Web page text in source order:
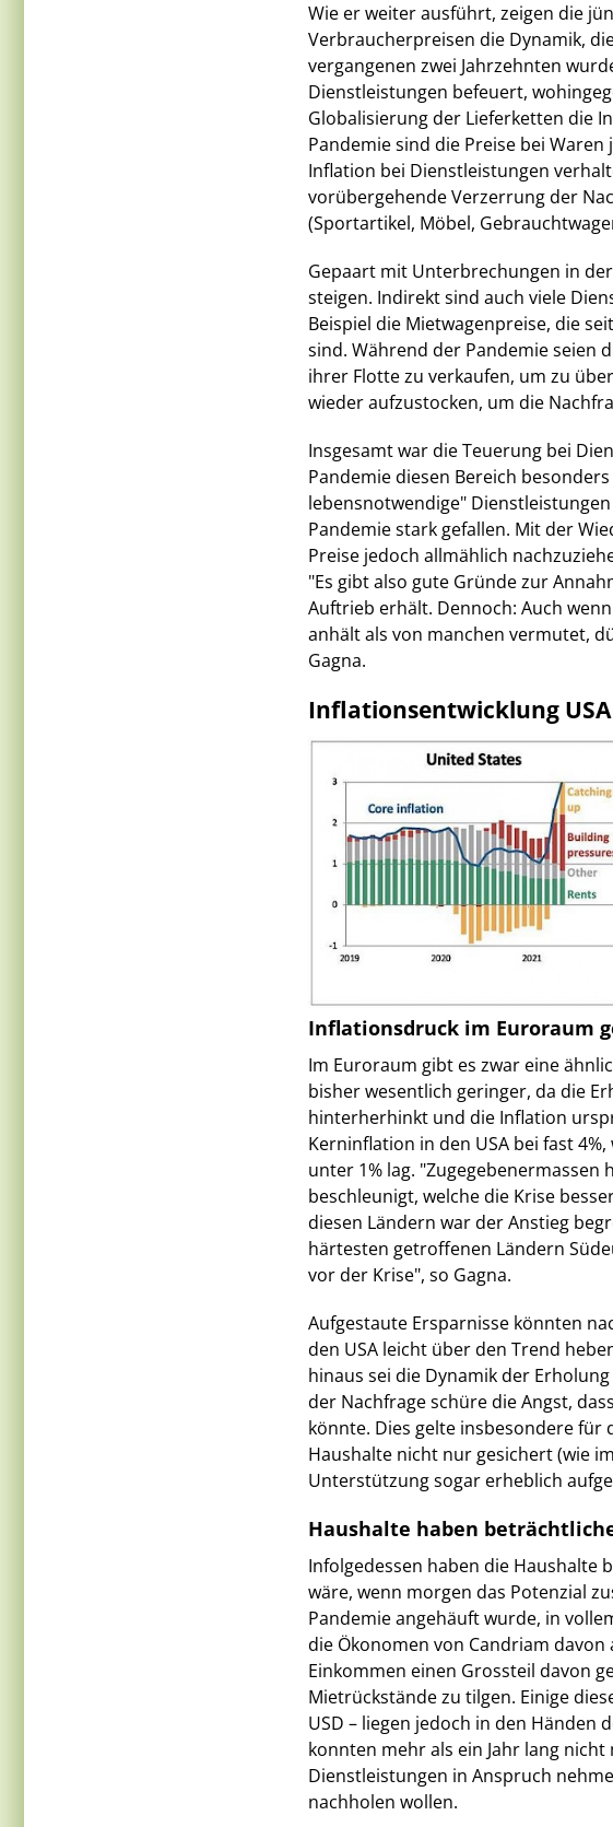
Wie er weiter ausführt, zeigen die
Verbraucherpreisen die Dynamik,
vergangenen zwei Jahrzehnten
Dienstleistungen befeuert,
Globalisierung der Lieferketten die
Pandemie sind die Preise bei
Inflation bei Dienstleistungen
vorübergehende Verzerrung der
(Sportartikel, Möbel,
Gepaart mit Unterbrechungen in
steigen. Indirekt sind auch viele
Beispiel die Mietwagenpreise, die
sind. Während der Pandemie seien
ihrer Flotte zu verkaufen, um zu
wieder aufzustocken, um die
Insgesamt war die Teuerung bei
Pandemie diesen Bereich
lebensnotwendige"
Pandemie stark gefallen. Mit der
Preise jedoch allmählich
"Es gibt also gute Gründe zur
Auftrieb erhält. Dennoch: Auch
anhält als von manchen vermutet,
Gagna.
Inflationsentwicklung USA
Inflationsdruck im Euroraum
Im Euroraum gibt es zwar eine
bisher wesentlich geringer, da die
hinterherhinkt und die Inflation
Kerninflation in den USA bei fast
unter 1% lag.
beschleunigt, welche die Krise
diesen Ländern war der Anstieg
härtesten getroffenen Ländern
vor der Krise", so Gagna.
Aufgestaute Ersparnisse könnten
den USA leicht über den Trend
hinaus sei die Dynamik der
der Nachfrage schüre die Angst,
könnte. Dies gelte insbesondere für
Haushalte nicht nur gesichert (wie
Unterstützung sogar erheblich
Haushalte haben
Infolgedessen haben die Haushalte
wäre, wenn morgen das Potenzial
Pandemie angehäuft wurde, in
die Ökonomen von Candriam
Einkommen einen Grossteil davon
Mietrückstände zu tilgen. Einige
USD – liegen jedoch in den Händen
konnten mehr als ein Jahr lang
Dienstleistungen in Anspruch
nachholen wollen.